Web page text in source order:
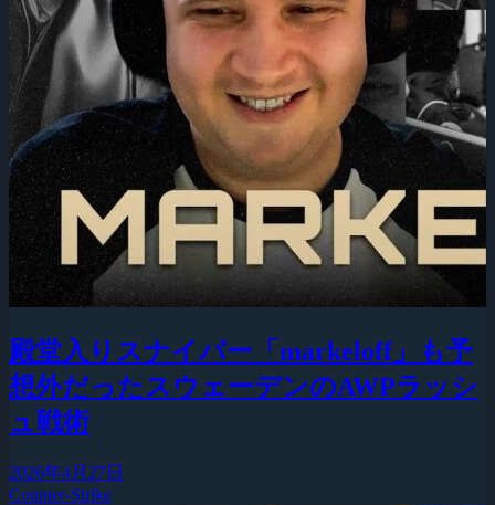
殿堂入りスナイパー「markeloff」も予
想外だったスウェーデンのAWPラッシ
ュ戦術
2026年4月27日
Counter-Strike